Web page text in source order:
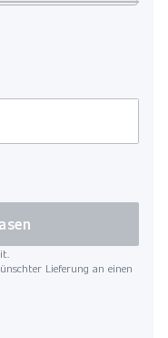
Lieferung an einen